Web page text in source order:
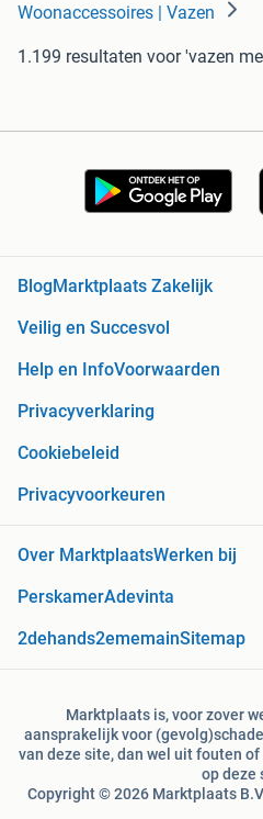
Woonaccessoires | Vazen
1.199 resultaten voor 'vazen
BlogMarktplaats Zakelijk
Veilig en Succesvol
Help en InfoVoorwaarden
Privacyverklaring
Cookiebeleid
Privacyvoorkeuren
Over MarktplaatsWerken bij
PerskamerAdevinta
2dehands2ememainSitemap
Marktplaats is, voor zover
aansprakelijk voor
van deze site, dan wel uit fouten
op deze
Copyright © 2026 Marktplaats